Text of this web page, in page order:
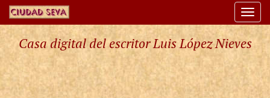
Casa digital del escritor Luis López Nieves